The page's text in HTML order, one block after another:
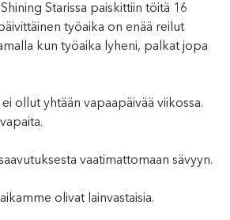
Starissa paiskittiin töitä 16
työaika on enää reilut
kun työaika lyheni, palkat jopa
ollut yhtään vapaapäivää viikossa.
vaatimattomaan sävyyn.
olivat lainvastaisia.